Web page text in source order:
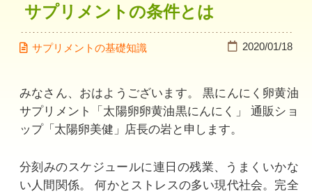
サプリメントの条件とは
サプリメントの基礎知識 2020/01/18
みなさん、おはようございます。
黒にんにく卵黄油
サプリメント「太陽卵卵黄油黒にんにく」
通販ショ
ップ「太陽卵美健」店長の岩と申します。
分刻みのスケジュールに連日の残業、うまくいかな
い人間関係。
何かとストレスの多い現代社会。完全